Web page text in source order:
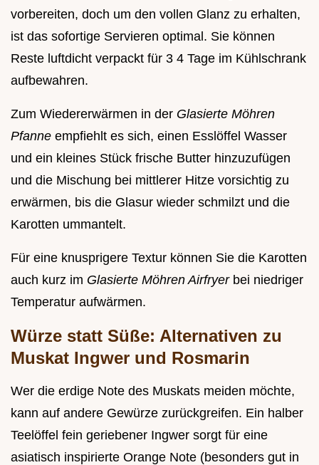
vorbereiten, doch um den vollen Glanz zu erhalten,
ist das sofortige Servieren optimal. Sie können
Reste luftdicht verpackt für 3 4 Tage im Kühlschrank
aufbewahren.
Zum Wiedererwärmen in der Glasierte Möhren
Pfanne empfiehlt es sich, einen Esslöffel Wasser
und ein kleines Stück frische Butter hinzuzufügen
und die Mischung bei mittlerer Hitze vorsichtig zu
erwärmen, bis die Glasur wieder schmilzt und die
Karotten ummantelt.
Für eine knusprigere Textur können Sie die Karotten
auch kurz im Glasierte Möhren Airfryer bei niedriger
Temperatur aufwärmen.
Würze statt Süße: Alternativen zu
Muskat Ingwer und Rosmarin
Wer die erdige Note des Muskats meiden möchte,
kann auf andere Gewürze zurückgreifen. Ein halber
Teelöffel fein geriebener Ingwer sorgt für eine
asiatisch inspirierte Orange Note (besonders gut in